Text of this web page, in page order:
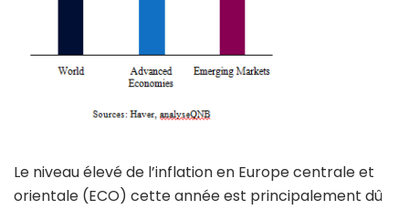
Le niveau élevé de l’inflation en Europe centrale et
orientale (ECO) cette année est principalement dû